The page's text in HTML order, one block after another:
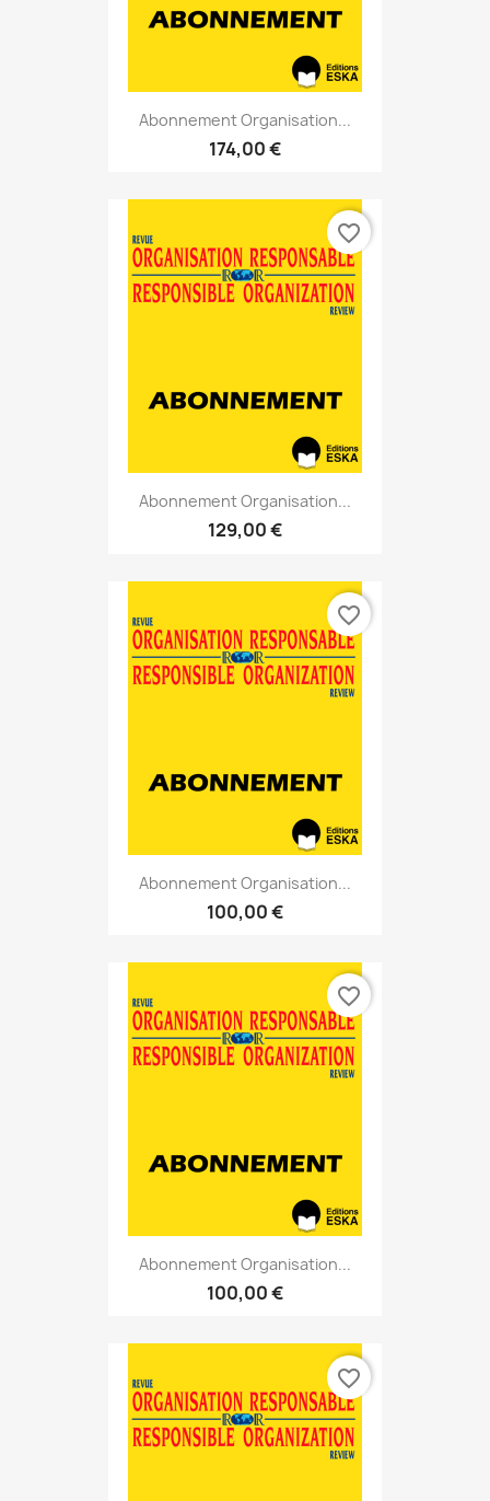
Abonnement Organisation...
174,00 €
Abonnement Organisation...
129,00 €
favorite_border
Abonnement Organisation...
100,00 €
favorite_border
Abonnement Organisation...
100,00 €
favorite_border
favorite_border